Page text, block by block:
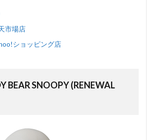
市場店
ショッピング店
BEAR SNOOPY (RENEWAL